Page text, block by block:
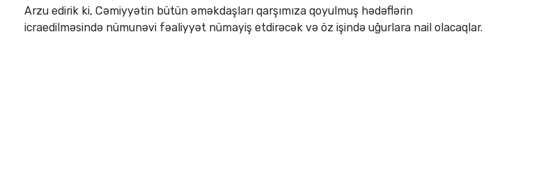
Arzu edirik ki, Cəmiyyətin bütün əməkdaşları qarşımıza qoyulmuş hədəflərin
icraedilməsində nümunəvi fəaliyyət nümayiş etdirəcək və öz işində uğurlara nail olacaqlar.